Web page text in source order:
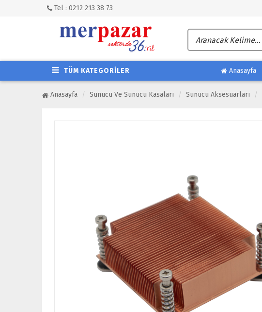
Tel : 0212 213 38 73
TÜM KATEGORİLER Anasayfa
Anasayfa Sunucu Ve Sunucu Kasaları Sunucu Aksesuarları